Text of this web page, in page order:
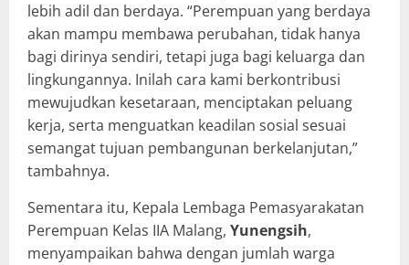
lebih adil dan berdaya. “Perempuan yang berdaya
akan mampu membawa perubahan, tidak hanya
bagi dirinya sendiri, tetapi juga bagi keluarga dan
lingkungannya. Inilah cara kami berkontribusi
mewujudkan kesetaraan, menciptakan peluang
kerja, serta menguatkan keadilan sosial sesuai
semangat tujuan pembangunan berkelanjutan,”
tambahnya.
Sementara itu, Kepala Lembaga Pemasyarakatan
Perempuan Kelas IIA Malang, Yunengsih,
menyampaikan bahwa dengan jumlah warga